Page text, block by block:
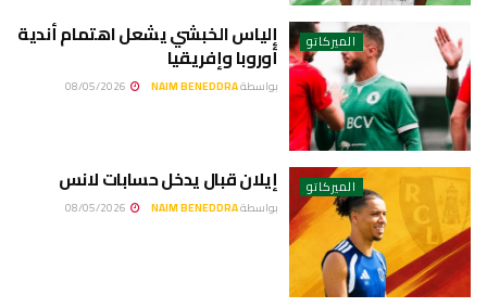
الميركاتو إلياس الخبشي يشعل اهتمام أندية
أوروبا وإفريقيا
بواسطةNAIM BENEDDRA
الميركاتو إيلان قبال يدخل حسابات لانس
بواسطةNAIM BENEDDRA